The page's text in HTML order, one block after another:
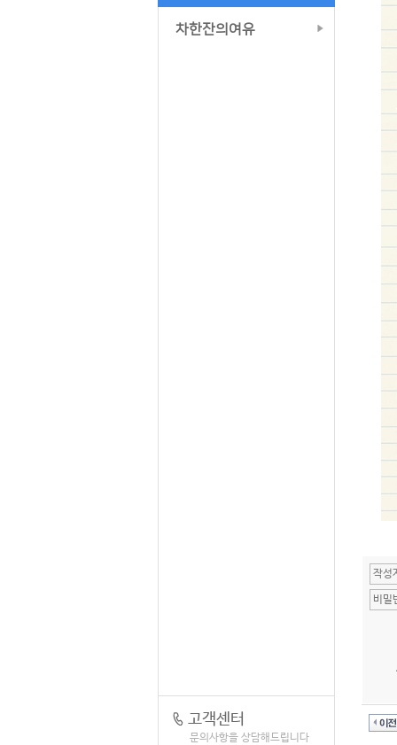
차한잔의여유
고객센터
문의사항을 상담해드립니다